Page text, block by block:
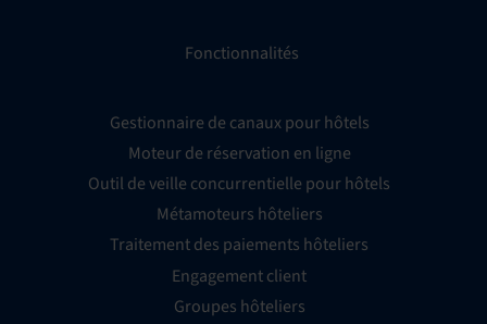
Fonctionnalités
Gestionnaire de canaux pour hôtels
Moteur de réservation en ligne
Outil de veille concurrentielle pour hôtels
Métamoteurs hôteliers
Traitement des paiements hôteliers
Engagement client
Groupes hôteliers